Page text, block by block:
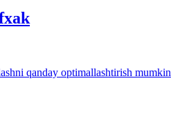
qanday optimallashtirish mumkin